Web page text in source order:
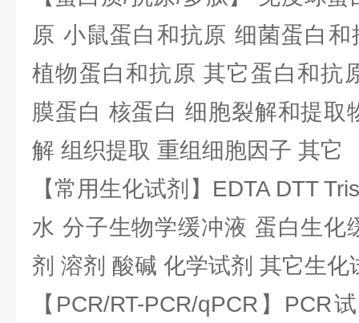
原 小鼠蛋白和抗原 细菌蛋白
植物蛋白和抗原 其它蛋白和抗
膜蛋白 核蛋白 细胞裂解和提取
解 组织提取 重组细胞因子 其它
【常用生化试剂】EDTA DTT
水 分子生物学缓冲液 蛋白生化
剂 溶剂 酸碱 化学试剂 其它生化
【PCR/RT-PCR/qPCR】PCR